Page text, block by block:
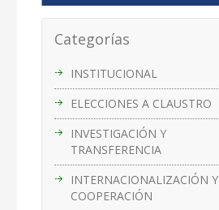
Categorías
INSTITUCIONAL
ELECCIONES A CLAUSTRO
INVESTIGACIÓN Y
TRANSFERENCIA
INTERNACIONALIZACIÓN Y
COOPERACIÓN